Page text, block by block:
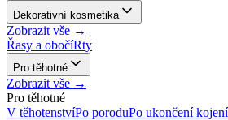
Dekorativní kosmetika
Zobrazit vše →
Řasy a obočíRty
Pro těhotné
Zobrazit vše →
Pro těhotné
V těhotenstvíPo poroduPo ukončení kojení